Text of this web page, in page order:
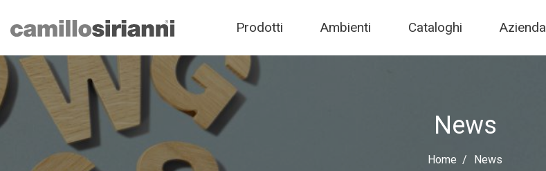
Prodotti Ambienti Cataloghi Azienda
News
Home News